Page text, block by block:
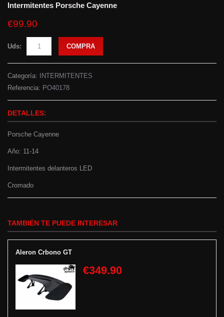
Intermitentes Porsche Cayenne
€99.90
Uds: COMPRA
Categoría: INTERMITENTES
Referencia: PO40178
DETALLES:
Porsche Cayenne
Año: 11-14
Intermitentes delanteros LED
Cromado
TAMBIÉN TE PUEDE INTERESAR
Aleron Crbono GT
€349.90